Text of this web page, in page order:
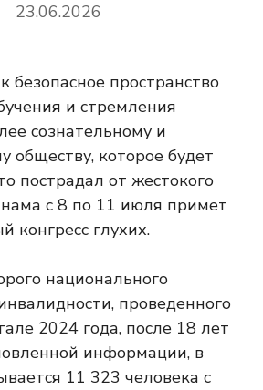
23.06.2026
безопасное пространство
и стремления
сознательному и
обществу, которое будет
пострадал от жестокого
с 8 по 11 июля примет
конгресс глухих.
национального
проведенного
2024 года, после 18 лет
информации, в
11 323 человека с